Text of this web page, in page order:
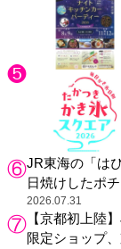
JR東海の「は
日焼けしたポ
グッズが登場
2026.07.31
【京都初上陸
限定ショップ